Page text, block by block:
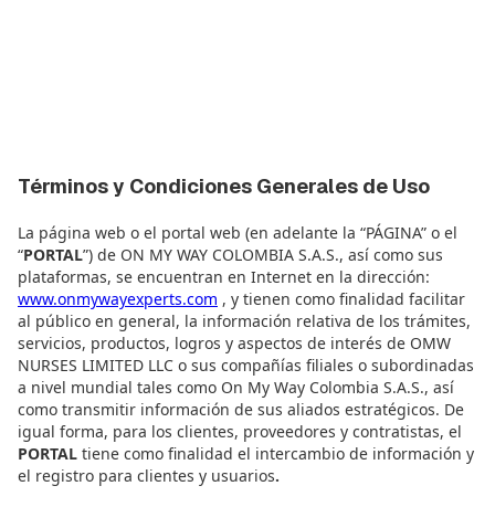
Términos y Condiciones Generales de Uso
La página web o el portal web (en adelante la “PÁGINA” o el
“PORTAL”) de ON MY WAY COLOMBIA S.A.S., así como sus
plataformas, se encuentran en Internet en la dirección:
www.onmywayexperts.com , y tienen como finalidad facilitar
al público en general, la información relativa de los trámites,
servicios, productos, logros y aspectos de interés de OMW
NURSES LIMITED LLC o sus compañías filiales o subordinadas
a nivel mundial tales como On My Way Colombia S.A.S., así
como transmitir información de sus aliados estratégicos. De
igual forma, para los clientes, proveedores y contratistas, el
PORTAL tiene como finalidad el intercambio de información y
el registro para clientes y usuarios.